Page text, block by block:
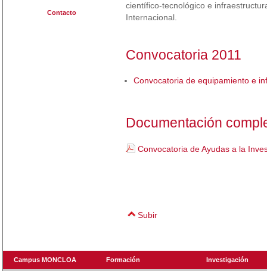
Contacto
científico-tecnológico e
Internacional.
Convocatoria 2011
Convocatoria de equipamiento e
Documentación
Convocatoria de Ayudas a la
Subir
Campus MONCLOA Formación Investigación